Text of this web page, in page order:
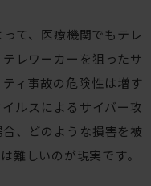
て、医療機関でもテレ
レワーカーを狙ったサ
ィ事故の危険性は増す
ルスによるサイバー攻
、どのような損害を被
難しいのが現実です。